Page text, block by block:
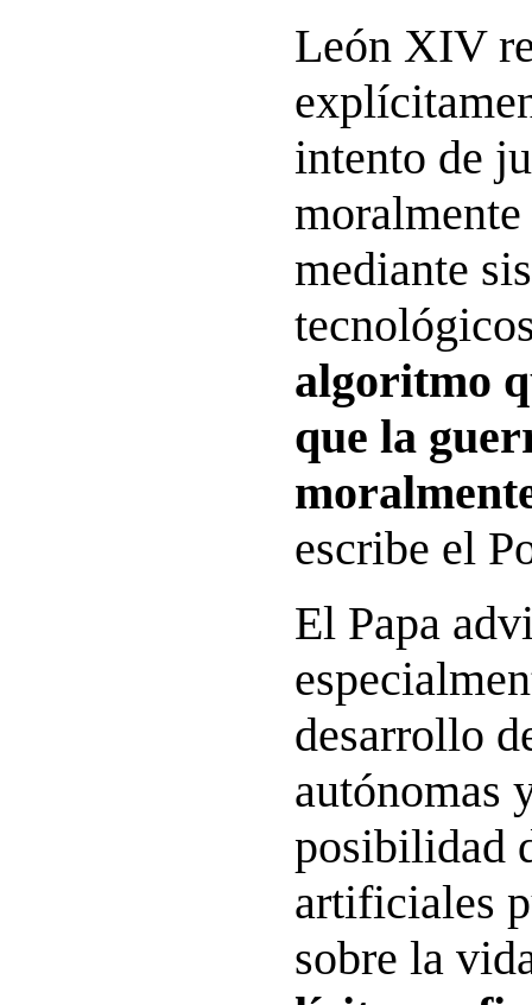
León XIV
intento de
mediante
algoritmo
que la
escribe el
El Papa
desarrollo
autónomas
posibilidad
artificiales
sobre la